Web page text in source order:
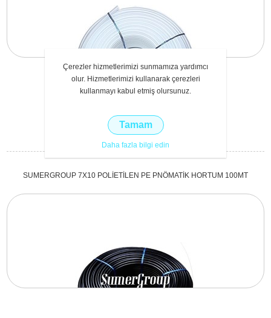
₺1.840,00 vergi dahil
SUMERGROUP 7X10 POLİETİLEN PE PNÖMATİK HORTUM 100MT
Çerezler hizmetlerimizi sunmamıza yardımcı
olur. Hizmetlerimizi kullanarak çerezleri
kullanmayı kabul etmiş olursunuz.
Tamam
Daha fazla bilgi edin